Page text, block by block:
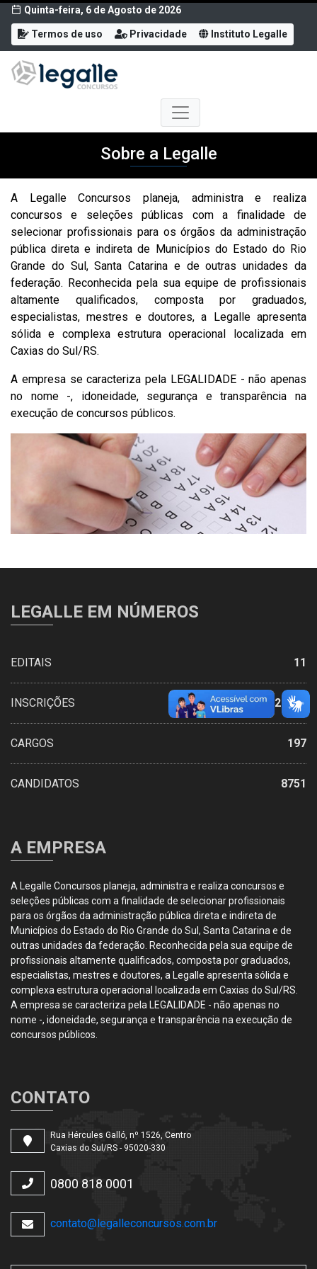
Quinta-feira, 6 de Agosto de 2026
Termos de uso Privacidade Instituto Legalle
Sobre a Legalle
A Legalle Concursos planeja, administra e realiza
concursos e seleções públicas com a finalidade de
selecionar profissionais para os órgãos da administração
pública direta e indireta de Municípios do Estado do Rio
Grande do Sul, Santa Catarina e de outras unidades da
federação. Reconhecida pela sua equipe de profissionais
altamente qualificados, composta por graduados,
especialistas, mestres e doutores, a Legalle apresenta
sólida e complexa estrutura operacional localizada em
Caxias do Sul/RS.
A empresa se caracteriza pela LEGALIDADE - não apenas
no nome -, idoneidade, segurança e transparência na
execução de concursos públicos.
LEGALLE EM NÚMEROS
EDITAIS 11
INSCRIÇÕES 20739
CARGOS 197
CANDIDATOS 8751
A EMPRESA
A Legalle Concursos planeja, administra e realiza concursos e
seleções públicas com a finalidade de selecionar profissionais
para os órgãos da administração pública direta e indireta de
Municípios do Estado do Rio Grande do Sul, Santa Catarina e de
outras unidades da federação. Reconhecida pela sua equipe de
profissionais altamente qualificados, composta por graduados,
especialistas, mestres e doutores, a Legalle apresenta sólida e
complexa estrutura operacional localizada em Caxias do Sul/RS.
A empresa se caracteriza pela LEGALIDADE - não apenas no
nome -, idoneidade, segurança e transparência na execução de
concursos públicos.
CONTATO
Rua Hércules Galló, nº 1526, Centro
Caxias do Sul/RS - 95020-330
0800 818 0001
contato@legalleconcursos.com.br